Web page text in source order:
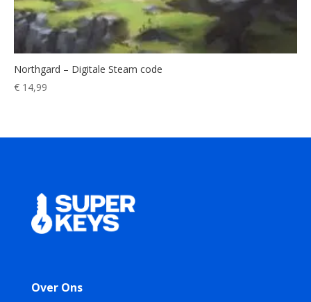
Northgard – Digitale Steam code
€ 14,99
Over Ons